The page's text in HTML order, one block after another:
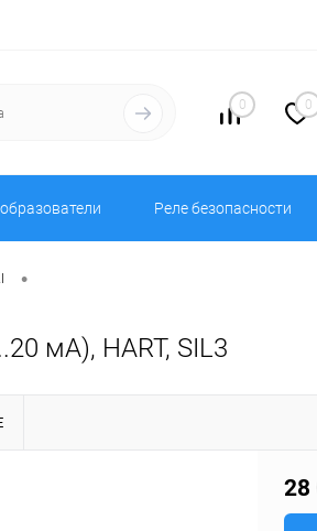
0 0
Реле безопасности
•
мА), HART, SIL3
28